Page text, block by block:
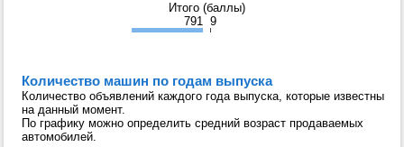
Итого (баллы)
791 9
Количество машин по годам выпуска
Количество объявлений каждого года выпуска, которые известны
на данный момент.
По графику можно определить средний возраст продаваемых
автомобилей.